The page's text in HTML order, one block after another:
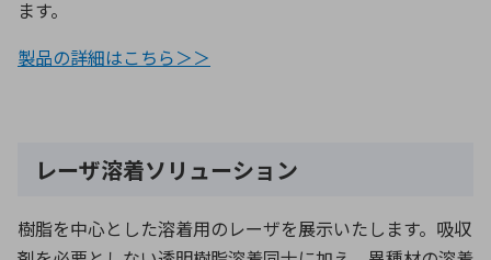
ます。
製品の詳細はこちら＞＞
レーザ溶着ソリューション
樹脂を中心とした溶着用のレーザを展示いたします。吸収